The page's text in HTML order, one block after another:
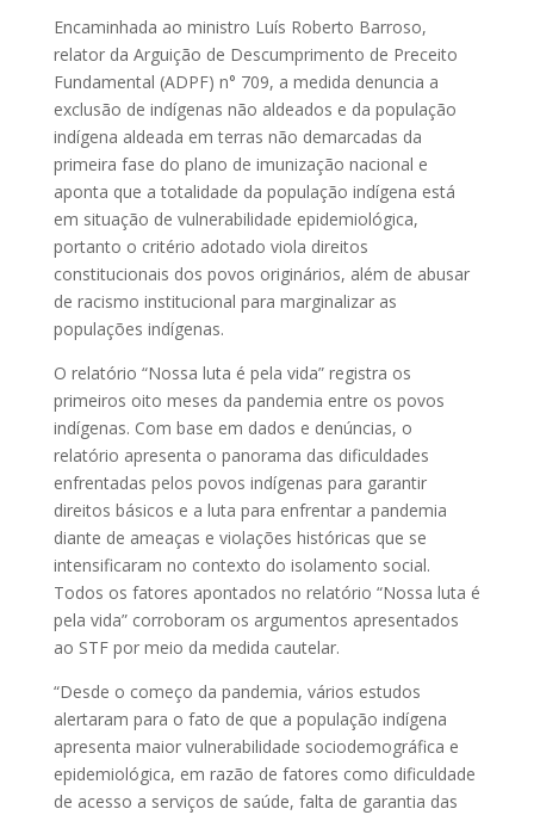
Encaminhada ao ministro Luís Roberto Barroso,
relator da Arguição de Descumprimento de Preceito
Fundamental (ADPF) n° 709, a medida denuncia a
exclusão de indígenas não aldeados e da população
indígena aldeada em terras não demarcadas da
primeira fase do plano de imunização nacional e
aponta que a totalidade da população indígena está
em situação de vulnerabilidade epidemiológica,
portanto o critério adotado viola direitos
constitucionais dos povos originários, além de abusar
de racismo institucional para marginalizar as
populações indígenas.
O relatório “Nossa luta é pela vida” registra os
primeiros oito meses da pandemia entre os povos
indígenas. Com base em dados e denúncias, o
relatório apresenta o panorama das dificuldades
enfrentadas pelos povos indígenas para garantir
direitos básicos e a luta para enfrentar a pandemia
diante de ameaças e violações históricas que se
intensificaram no contexto do isolamento social.
Todos os fatores apontados no relatório “Nossa luta é
pela vida” corroboram os argumentos apresentados
ao STF por meio da medida cautelar.
“Desde o começo da pandemia, vários estudos
alertaram para o fato de que a população indígena
apresenta maior vulnerabilidade sociodemográfica e
epidemiológica, em razão de fatores como dificuldade
de acesso a serviços de saúde, falta de garantia das